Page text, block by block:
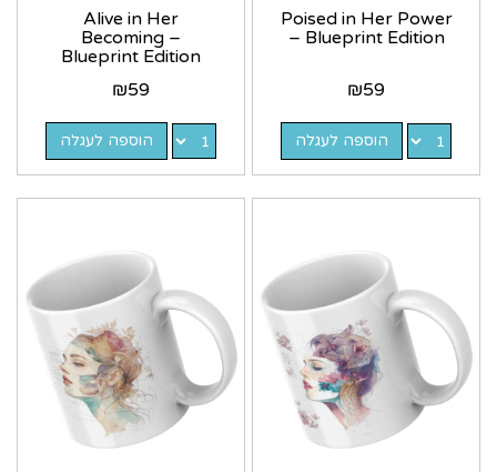
Poised in Her Power
– Blueprint Edition
₪59
הוספה לעגלה
Alive in Her
Becoming –
Blueprint Edition
₪59
הוספה לעגלה